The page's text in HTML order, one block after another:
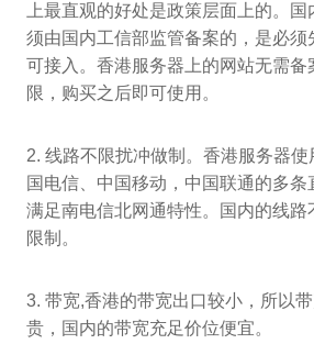
上最直观的好处是政策层面上的。国
须由国内工信部监管备案的，是必须
可接入。香港服务器上的网站无需备
限，购买之后即可使用。
2. 线路不限扰冲做制。香港服务器使
国电信、中国移动，中国联通的多条
满足南电信北网通特性。国内的线路
限制。
3. 带宽,香港的带宽出口较小，所以
贵，国内的带宽充足价位便宜。